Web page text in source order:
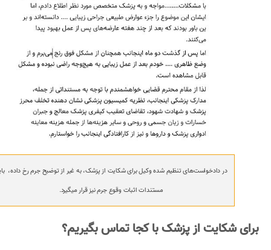
در دادخواست‌های تنظیم شده وکیل برای شکایت از پزشک، به غیر از توضیح جرم رخ داده،
مستندات اثبات وقوع جرم نیز قرار میگیرد.
برای شکایت از پزشک با کجا تماس بگیریم؟